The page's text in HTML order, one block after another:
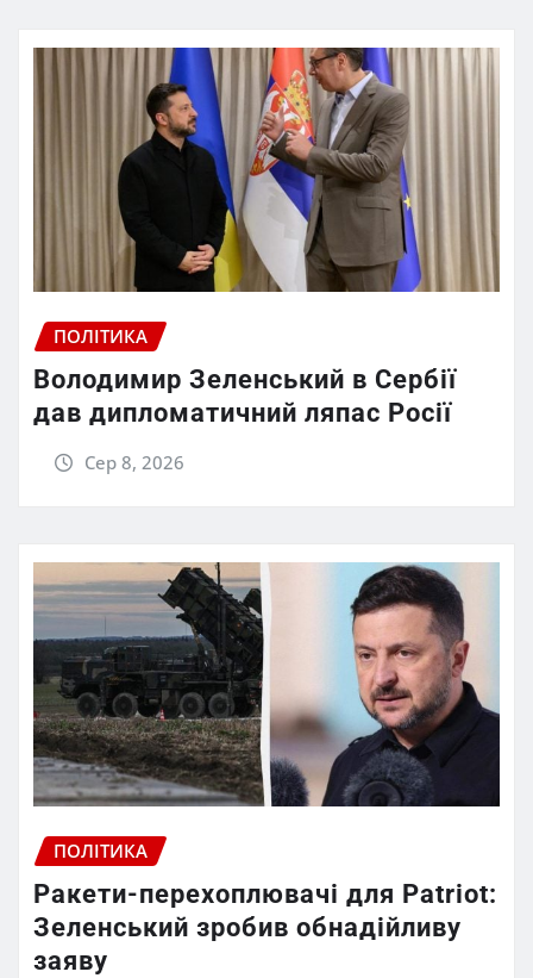
ПОЛІТИКА
Володимир Зеленський в Сербії
дав дипломатичний ляпас Росії
Сер 8, 2026
ПОЛІТИКА
Ракети-перехоплювачі для Patriot:
Зеленський зробив обнадійливу
заяву